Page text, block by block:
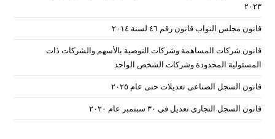
۲۰۲۳
قانون مجلس النواب قانون رقم ٤٦ لسنة ٢٠١٤
قانون شركات المساهمة وشركات التوصية بالأسهم والشركات ذات
المسئولية المحدودة وشركات الشخص الواحد
قانون السجل الصناعى تعديلات حتى عام ٢٠٢٥
قانون السجل التجارى تعديل في ٣٠ سبتمبر عام ٢٠٢٠